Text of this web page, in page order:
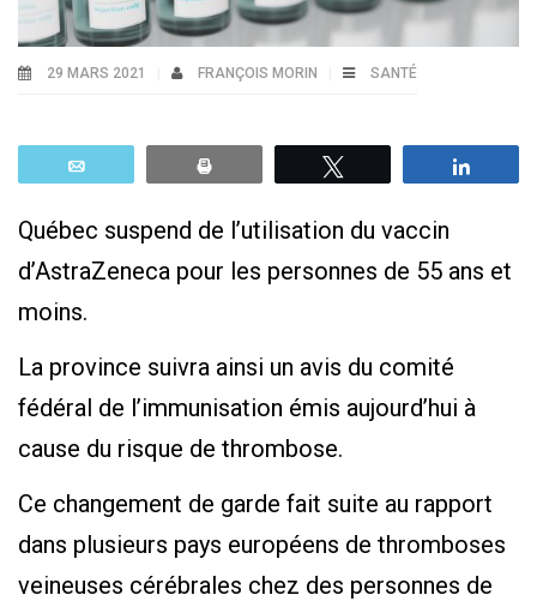
29 MARS 2021 FRANÇOIS MORIN SANTÉ
Québec suspend de l’utilisation du vaccin
d’AstraZeneca pour les personnes de 55 ans et
moins.
La province suivra ainsi un avis du comité
fédéral de l’immunisation émis aujourd’hui à
cause du risque de thrombose.
Ce changement de garde fait suite au rapport
dans plusieurs pays européens de thromboses
veineuses cérébrales chez des personnes de